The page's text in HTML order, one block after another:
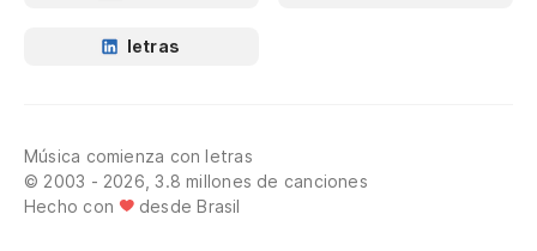
letras
Música comienza con letras
© 2003 - 2026, 3.8 millones de canciones
Hecho con
desde Brasil